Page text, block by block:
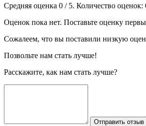
Средняя оценка 0 / 5. Количество оценок:
Оценок пока нет. Поставьте оценку
Сожалеем, что вы поставили низкую
Позвольте нам стать лучше!
Расскажите, как нам стать лучше?
Отправить отзыв